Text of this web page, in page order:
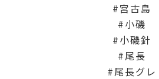
宮古島
小磯
小磯針
尾長
尾長グレ